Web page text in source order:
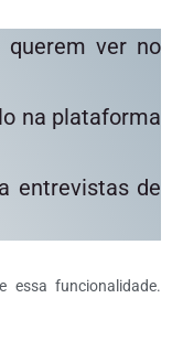
querem ver no
na plataforma
entrevistas de
essa funcionalidade.